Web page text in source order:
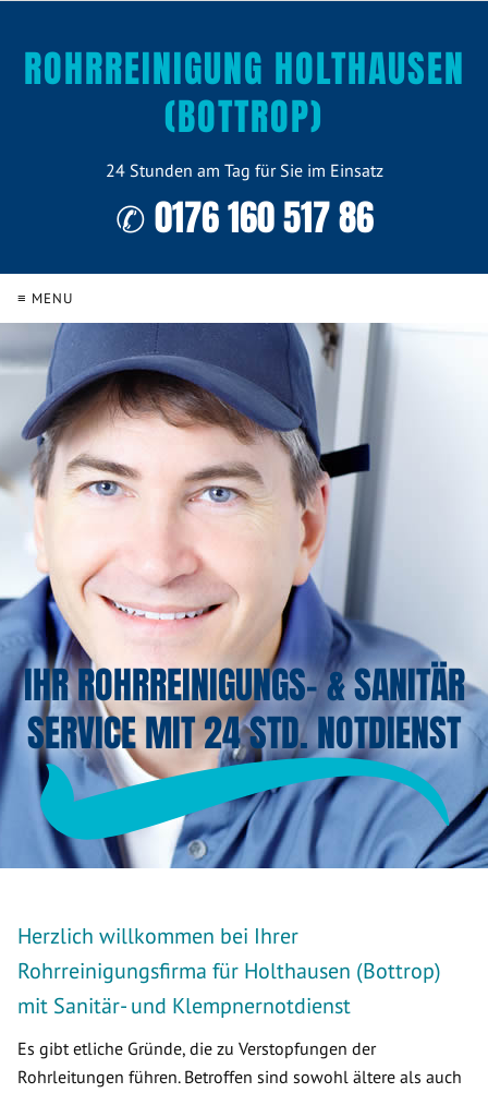
ROHRREINIGUNG HOLTHAUSEN
(BOTTROP)
24 Stunden am Tag für Sie im Einsatz
✆ 0176 160 517 86
≡ MENU
IHR ROHRREINIGUNGS- & SANITÄR
SERVICE MIT 24 STD. NOTDIENST
Herzlich willkommen bei Ihrer
Rohrreinigungsfirma für Holthausen (Bottrop)
mit Sanitär- und Klempnernotdienst
Es gibt etliche Gründe, die zu Verstopfungen der
Rohrleitungen führen. Betroffen sind sowohl ältere als auch